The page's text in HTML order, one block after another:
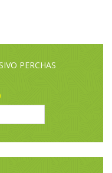
PERCHAS